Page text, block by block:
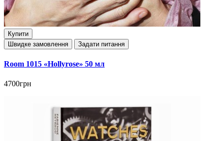
Купити
Швидке замовлення
Задати питання
Room 1015 «Hollyrose» 50 мл
4700грн